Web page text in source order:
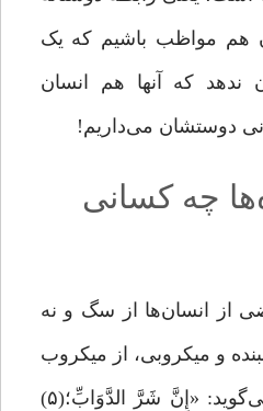
هم مواظب باشیم که یک‌
ندهد که آنها هم انسان
دوستشان مى‌‌داریم!
چه کسانی
از انسان‌ها از سگ و نه
و میکروبى، از میکروب
سرطان هم بدترند. مى‌‌گوید: «إِنَّ شَرَّ الدَّوَابِّ؛(۵)